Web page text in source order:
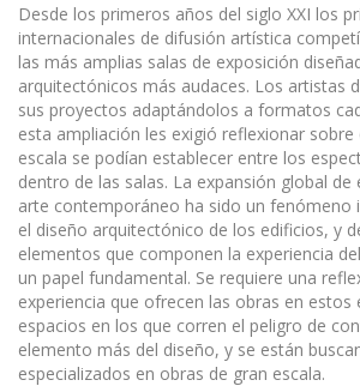
Desde los primeros años del siglo XXI los
internacionales de difusión artística
las más amplias salas de exposición
arquitectónicos más audaces. Los artistas
sus proyectos adaptándolos a formatos
esta ampliación les exigió reflexionar sobre
escala se podían establecer entre los
dentro de las salas. La expansión global
arte contemporáneo ha sido un fenómeno
el diseño arquitectónico de los edificios, y
elementos que componen la experiencia
un papel fundamental. Se requiere una
experiencia que ofrecen las obras en estos
espacios en los que corren el peligro de
elemento más del diseño, y se están
especializados en obras de gran escala.